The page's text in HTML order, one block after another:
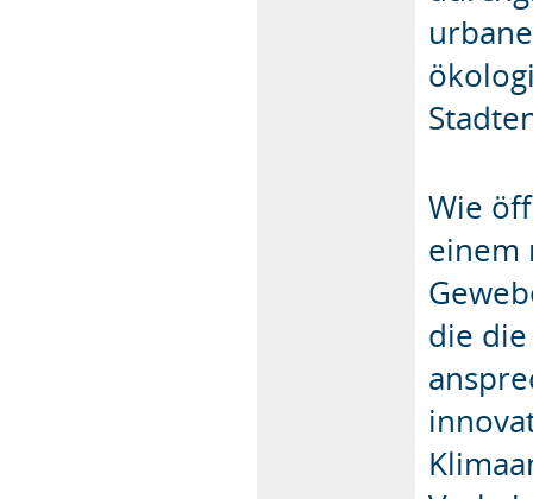
Wie
einem
die